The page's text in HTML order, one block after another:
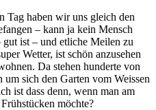
Tag haben wir uns gleich den
– kann ja kein Mensch
gut ist – und etliche Meilen zu
Wetter, ist schön anzusehen
Da stehen hunderte von
sich den Garten vom Weissen
ist dass denn, wenn man am
möchte?